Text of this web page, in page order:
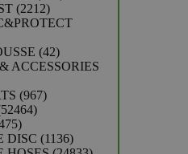
22122212
producten
4242
producten
ACCESSORIES
967967
5246452464
475
producten
DISC 11361136